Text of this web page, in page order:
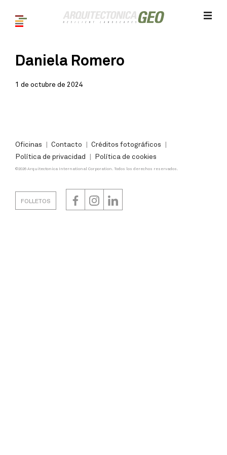
Daniela Romero
1 de octubre de 2024
Oficinas Contacto
Créditos fotográficos
Política de privacidad
Política de cookies
©2026 Arquitectonica International Corporation. Todos los derechos reservados.
FOLLETOS